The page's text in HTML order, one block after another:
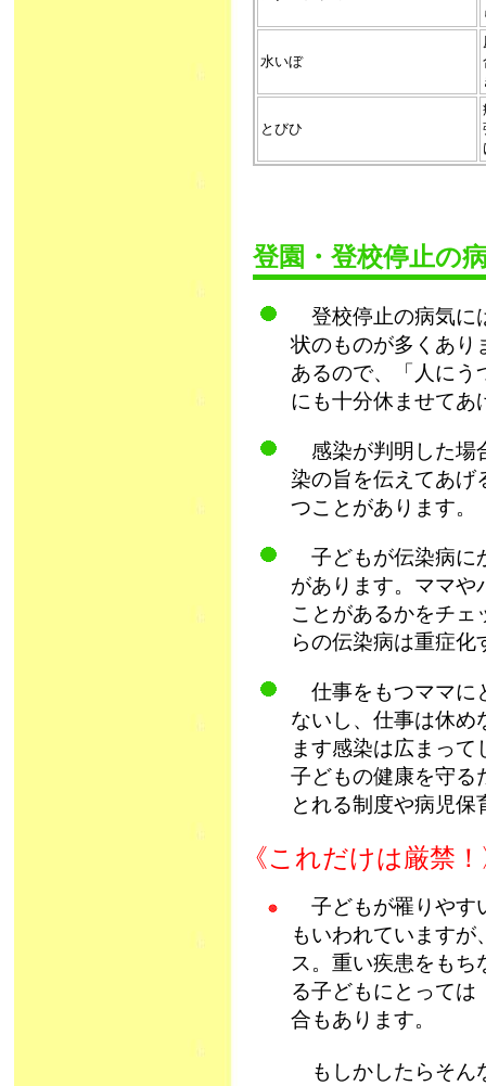
水いぼ
とびひ
登園・登校停止の
登校停止の病気に
状のものが多くあり
あるので、「人にう
にも十分休ませてあ
感染が判明した場
染の旨を伝えてあげ
つことがあります。
子どもが伝染病に
があります。ママや
ことがあるかをチェ
らの伝染病は重症
仕事をもつママに
ないし、仕事は休め
ます感染は広まって
子どもの健康を守る
とれる制度や病児
《これだけは厳禁
子どもが罹りやす
もいわれています
ス。重い疾患をも
る子どもにとっては
合もあります。
もしかしたらそん